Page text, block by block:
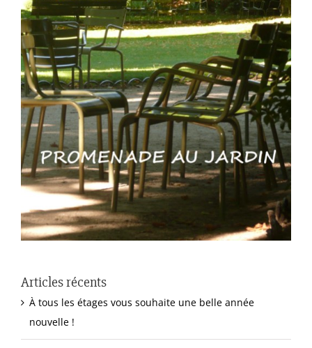
Articles récents
À tous les étages vous souhaite une belle année
nouvelle !